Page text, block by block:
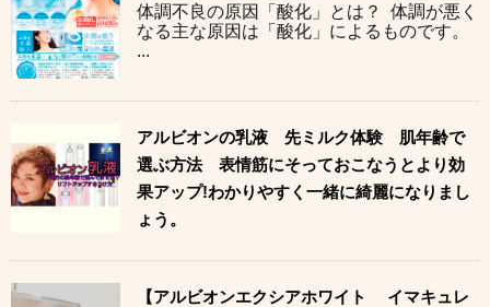
体調不良の原因「酸化」とは？ 体調が悪く
なる主な原因は「酸化」によるものです。
...
アルビオンの乳液 先ミルク体験 肌年齢で
選ぶ方法 表情筋にそっておこなうとより効
果アップ!わかりやすく一緒に綺麗になりまし
ょう。
【アルビオンエクシアホワイト イマキュレ